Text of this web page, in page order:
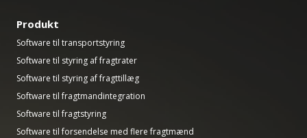
Produkt
Software til transportstyring
Software til styring af fragtrater
Software til styring af fragttillæg
Software til fragtmandintegration
Software til fragtstyring
Software til forsendelse med flere fragtmænd